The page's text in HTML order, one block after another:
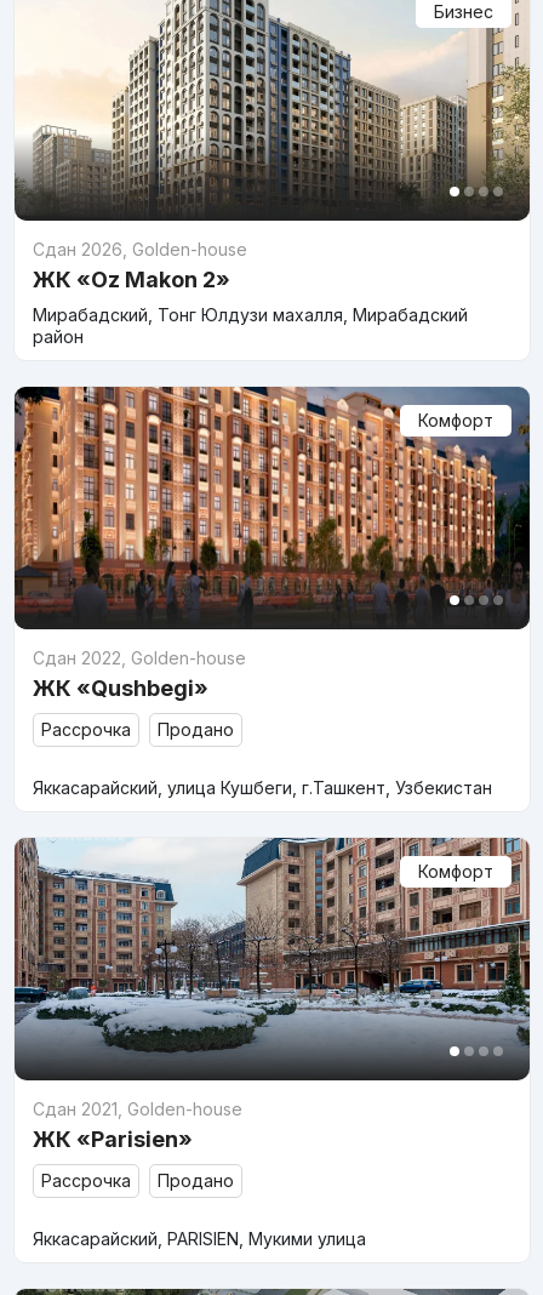
Бизнес
Сдан 2026 Golden-house
ЖК «Oz Makon 2»
Мирабадский, Тонг Юлдузи махалля, Мирабадский
район
Комфорт
Сдан 2022 Golden-house
ЖК «Qushbegi»
Рассрочка Продано
Яккасарайский, улица Кушбеги, г.Ташкент, Узбекистан
Комфорт
Сдан 2021 Golden-house
ЖК «Parisien»
Рассрочка Продано
Яккасарайский, PARISIEN, Мукими улица